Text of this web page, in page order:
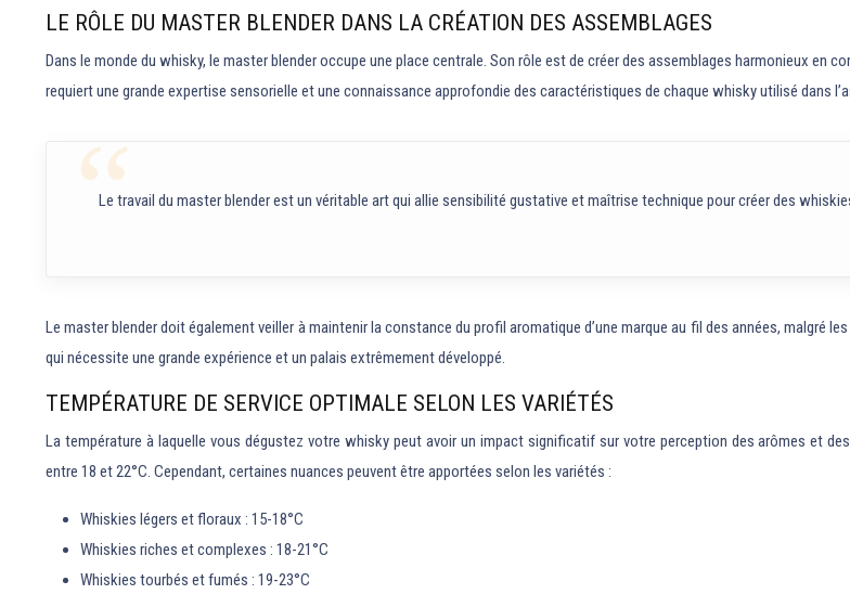
LE RÔLE DU MASTER BLENDER DANS LA CRÉATION DES ASSEMBLAGES
Dans le monde du whisky, le master blender occupe une place centrale. Son rôle est de créer des assemblages harmonieux
requiert une grande expertise sensorielle et une connaissance approfondie des caractéristiques de chaque whisky utilisé dans
Le travail du master blender est un véritable art qui allie sensibilité gustative et maîtrise technique pour créer des
Le master blender doit également veiller à maintenir la constance du profil aromatique d’une marque au fil des années, malgré
qui nécessite une grande expérience et un palais extrêmement développé.
TEMPÉRATURE DE SERVICE OPTIMALE SELON LES VARIÉTÉS
La température à laquelle vous dégustez votre whisky peut avoir un impact significatif sur votre perception des arômes et
entre 18 et 22°C. Cependant, certaines nuances peuvent être apportées selon les variétés :
Whiskies légers et floraux : 15-18°C
Whiskies riches et complexes : 18-21°C
Whiskies tourbés et fumés : 19-23°C